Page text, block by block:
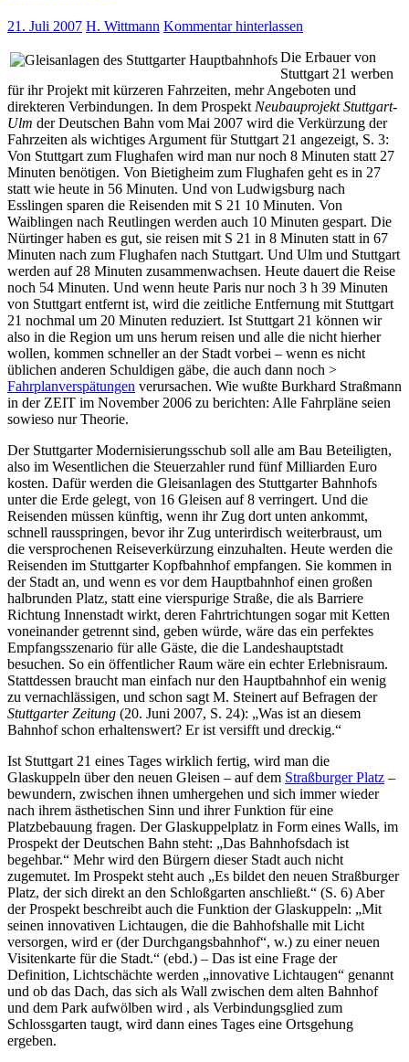
21. Juli 2007 H. Wittmann Kommentar hinterlassen
Die Erbauer von
Stuttgart 21 werben
für ihr Projekt mit kürzeren Fahrzeiten, mehr Angeboten und
direkteren Verbindungen. In dem Prospekt Neubauprojekt Stuttgart-
Ulm der Deutschen Bahn vom Mai 2007 wird die Verkürzung der
Fahrzeiten als wichtiges Argument für Stuttgart 21 angezeigt, S. 3:
Von Stuttgart zum Flughafen wird man nur noch 8 Minuten statt 27
Minuten benötigen. Von Bietigheim zum Flughafen geht es in 27
statt wie heute in 56 Minuten. Und von Ludwigsburg nach
Esslingen sparen die Reisenden mit S 21 10 Minuten. Von
Waiblingen nach Reutlingen werden auch 10 Minuten gespart. Die
Nürtinger haben es gut, sie reisen mit S 21 in 8 Minuten statt in 67
Minuten nach zum Flughafen nach Stuttgart. Und Ulm und Stuttgart
werden auf 28 Minuten zusammenwachsen. Heute dauert die Reise
noch 54 Minuten. Und wenn heute Paris nur noch 3 h 39 Minuten
von Stuttgart entfernt ist, wird die zeitliche Entfernung mit Stuttgart
21 nochmal um 20 Minuten reduziert. Ist Stuttgart 21 können wir
also in die Region um uns herum reisen und alle die nicht hierher
wollen, kommen schneller an der Stadt vorbei – wenn es nicht
üblichen anderen Schuldigen gäbe, die auch dann noch >
Fahrplanverspätungen verursachen. Wie wußte Burkhard Straßmann
in der ZEIT im November 2006 zu berichten: Alle Fahrpläne seien
sowieso nur Theorie.
Der Stuttgarter Modernisierungsschub soll alle am Bau Beteiligten,
also im Wesentlichen die Steuerzahler rund fünf Milliarden Euro
kosten. Dafür werden die Gleisanlagen des Stuttgarter Bahnhofs
unter die Erde gelegt, von 16 Gleisen auf 8 verringert. Und die
Reisenden müssen künftig, wenn ihr Zug dort unten ankommt,
schnell rausspringen, bevor ihr Zug unterirdisch weiterbraust, um
die versprochenen Reiseverkürzung einzuhalten. Heute werden die
Reisenden im Stuttgarter Kopfbahnhof empfangen. Sie kommen in
der Stadt an, und wenn es vor dem Hauptbahnhof einen großen
halbrunden Platz, statt eine vierspurige Straße, die als Barriere
Richtung Innenstadt wirkt, deren Fahrtrichtungen sogar mit Ketten
voneinander getrennt sind, geben würde, wäre das ein perfektes
Empfangsszenario für alle Gäste, die die Landeshauptstadt
besuchen. So ein öffentlicher Raum wäre ein echter Erlebnisraum.
Stattdessen braucht man einfach nur den Hauptbahnhof ein wenig
zu vernachlässigen, und schon sagt M. Steinert auf Befragen der
Stuttgarter Zeitung (20. Juni 2007, S. 24): „Was ist an diesem
Bahnhof schon erhaltenswert? Er ist versifft und dreckig.“
Ist Stuttgart 21 eines Tages wirklich fertig, wird man die
Glaskuppeln über den neuen Gleisen – auf dem Straßburger Platz –
bewundern, zwischen ihnen umhergehen und sich immer wieder
nach ihrem ästhetischen Sinn und ihrer Funktion für eine
Platzbebauung fragen. Der Glaskuppelplatz in Form eines Walls, im
Prospekt der Deutschen Bahn steht: „Das Bahnhofsdach ist
begehbar.“ Mehr wird den Bürgern dieser Stadt auch nicht
zugemutet. Im Prospekt steht auch „Es bildet den neuen Straßburger
Platz, der sich direkt an den Schloßgarten anschließt.“ (S. 6) Aber
der Prospekt beschreibt auch die Funktion der Glaskuppeln: „Mit
seinen innovativen Lichtaugen, die die Bahhofshalle mit Licht
versorgen, wird er (der Durchgangsbahnhof“, w.) zu einer neuen
Visitenkarte für die Stadt.“ (ebd.) – Das ist eine Frage der
Definition, Lichtschächte werden „innovative Lichtaugen“ genannt
und ob das Dach, das sich als Wall zwischen dem alten Bahnhof
und dem Park aufwölben wird , als Verbindungsglied zum
Schlossgarten taugt, wird dann eines Tages eine Ortsgehung
ergeben.